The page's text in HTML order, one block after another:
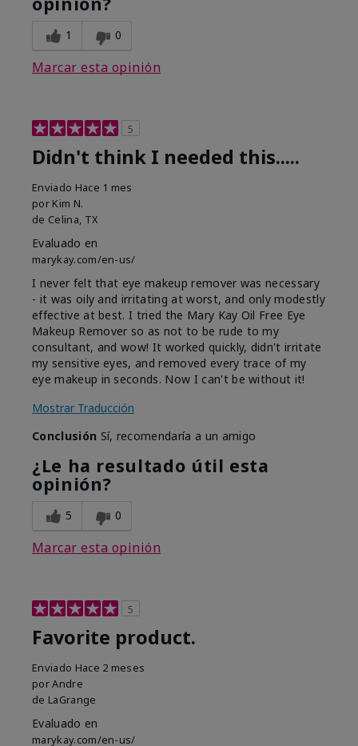
1 0
Marcar esta opinión
5
Didn't think I needed this.....
Enviado Hace 1 mes
por Kim N.
de Celina, TX
Evaluado en
marykay.com/en-us/
I never felt that eye makeup remover was necessary
- it was oily and irritating at worst, and only modestly
effective at best. I tried the Mary Kay Oil Free Eye
Makeup Remover so as not to be rude to my
consultant, and wow! It worked quickly, didn't irritate
my sensitive eyes, and removed every trace of my
eye makeup in seconds. Now I can't be without it!
Mostrar Traducción
Conclusión Sí, recomendaría a un amigo
¿Le ha resultado útil esta
opinión?
5 0
Marcar esta opinión
5
Favorite product.
Enviado Hace 2 meses
porAndre
de LaGrange
Evaluado en
marykay.com/en-us/